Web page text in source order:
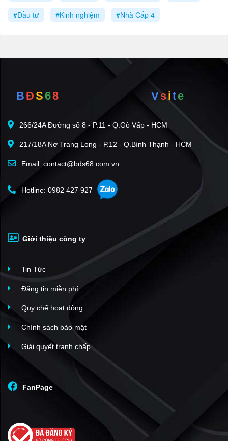
#Đầu tư
#Kinh nghiệm #Nhà Cấp 4
BĐS68 Vsite
266/24A Đường số 8 - P.11 - Q.Gò Vấp - HCM
217/18A Nơ Trang Long - P.12 - Q.Bình Thạnh - HCM
Email: contact@bds68.com.vn
Hotline: 0982 427 927
Giới thiệu công ty
Tin Tức
Đăng tin miễn phí
Quy chế hoạt động
Chính sách bảo mật
Giải quyết tranh chấp
FanPage